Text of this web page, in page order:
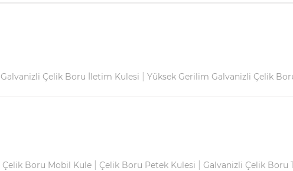
Galvanizli Çelik Boru İletim Kulesi Yüksek Gerilim Galvanizli Çelik
Çelik Boru Mobil Kule Çelik Boru Petek Kulesi Galvanizli Çelik Boru